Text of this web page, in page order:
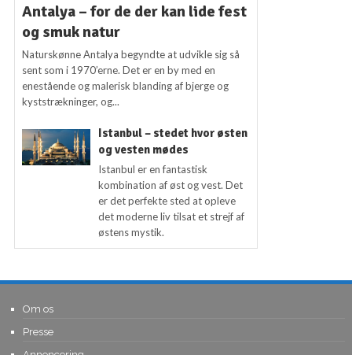
Antalya – for de der kan lide fest
og smuk natur
Naturskønne Antalya begyndte at udvikle sig så
sent som i 1970’erne. Det er en by med en
enestående og malerisk blanding af bjerge og
kyststrækninger, og...
Istanbul – stedet hvor østen
og vesten mødes
Istanbul er en fantastisk
kombination af øst og vest. Det
er det perfekte sted at opleve
det moderne liv tilsat et strejf af
østens mystik.
Om os
Presse